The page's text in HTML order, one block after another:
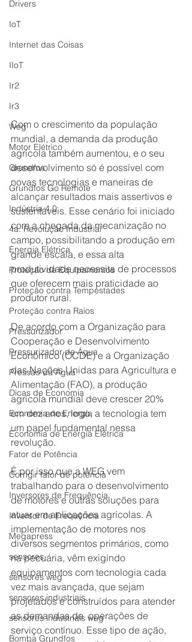
Drivers
IoT
Internet das Coisas
IIoT
Ir2
Ir3
Weg
Motor Elétrico
Grundfos
Grundfos Go Remote
Indústria 4.0
4a. Revolução Industrial
Energia Elétrica
Proteção de Equipamentos
Proteção contra Tempestades
Proteção contra Raios
Pressurizador
Pressurizador de Água
Pressão da Água
Dicas de Economia
Economia de Energia
Economia de Energia Elétrica
Fator de Potência
Corrigir fator de potência
Inversores de Frequência
Inversor de Frequência
Megapress
sensores
sensores weg
sensores industriais
sensores industriais weg
Bomba Grundfos
Com o crescimento da população
mundial, a demanda da produção
agrícola também aumentou, e o seu
desenvolvimento só é possível com
novas tecnologias e maneiras de
alcançar resultados mais assertivos e
sustentáveis. Esse cenário foi iniciado
com a chegada da mecanização no
campo, possibilitando a produção em
grande escala, e essa alta
produtividade necessita de processos
que oferecem mais praticidade ao
produtor rural.
De acordo com a Organização para
Cooperação e Desenvolvimento
Econômico (OCDE) e a Organização
das Nações Unidas para Agricultura e
Alimentação (FAO), a produção
agrícola mundial deve crescer 20%
em dez anos, logo, a tecnologia tem
um papel fundamental nessa
revolução.
É por isso que a WEG vem
trabalhando para o desenvolvimento
de motores e outras soluções para
atuar em aplicações agrícolas. A
implementação de motores nos
diversos segmentos primários, como
na pecuária, vêm exigindo
equipamentos com tecnologia cada
vez mais avançada, que sejam
projetados e construídos para atender
as demandas de  operações de
serviço contínuo. Esse tipo de ação,